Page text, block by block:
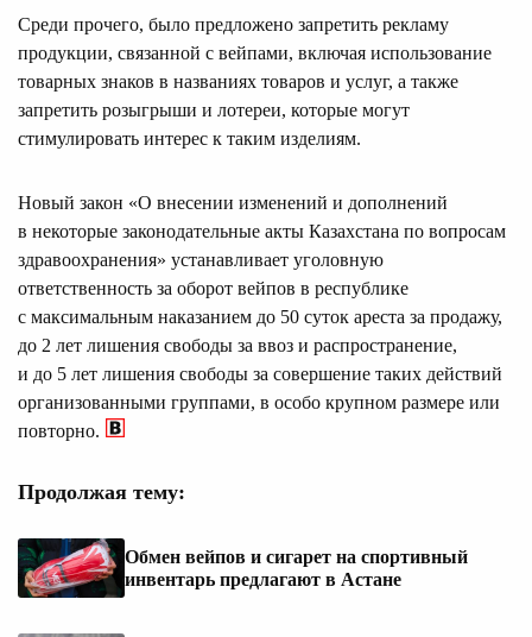
Среди прочего, было предложено запретить рекламу
продукции, связанной с вейпами, включая использование
товарных знаков в названиях товаров и услуг, а также
запретить розыгрыши и лотереи, которые могут
стимулировать интерес к таким изделиям.
Новый закон «О внесении изменений и дополнений
в некоторые законодательные акты Казахстана по вопросам
здравоохранения» устанавливает уголовную
ответственность за оборот вейпов в республике
с максимальным наказанием до 50 суток ареста за продажу,
до 2 лет лишения свободы за ввоз и распространение,
и до 5 лет лишения свободы за совершение таких действий
организованными группами, в особо крупном размере или
повторно.
Продолжая тему:
Обмен вейпов и сигарет на спортивный
инвентарь предлагают в Астане